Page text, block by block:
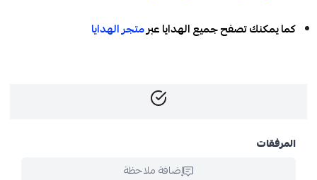
كما يمكنك تصفح جميع الهدايا عبرمتجر الهدايا
المرفقات
إضافة ملاحظة